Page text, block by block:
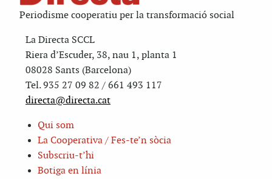
Periodisme cooperatiu per la transformació social
La Directa SCCL
Riera d’Escuder, 38, nau 1, planta 1
08028 Sants (Barcelona)
Tel. 935 27 09 82 / 661 493 117
directa@directa.cat
Qui som
La Cooperativa / Fes-te’n sòcia
Subscriu-t’hi
Botiga en línia